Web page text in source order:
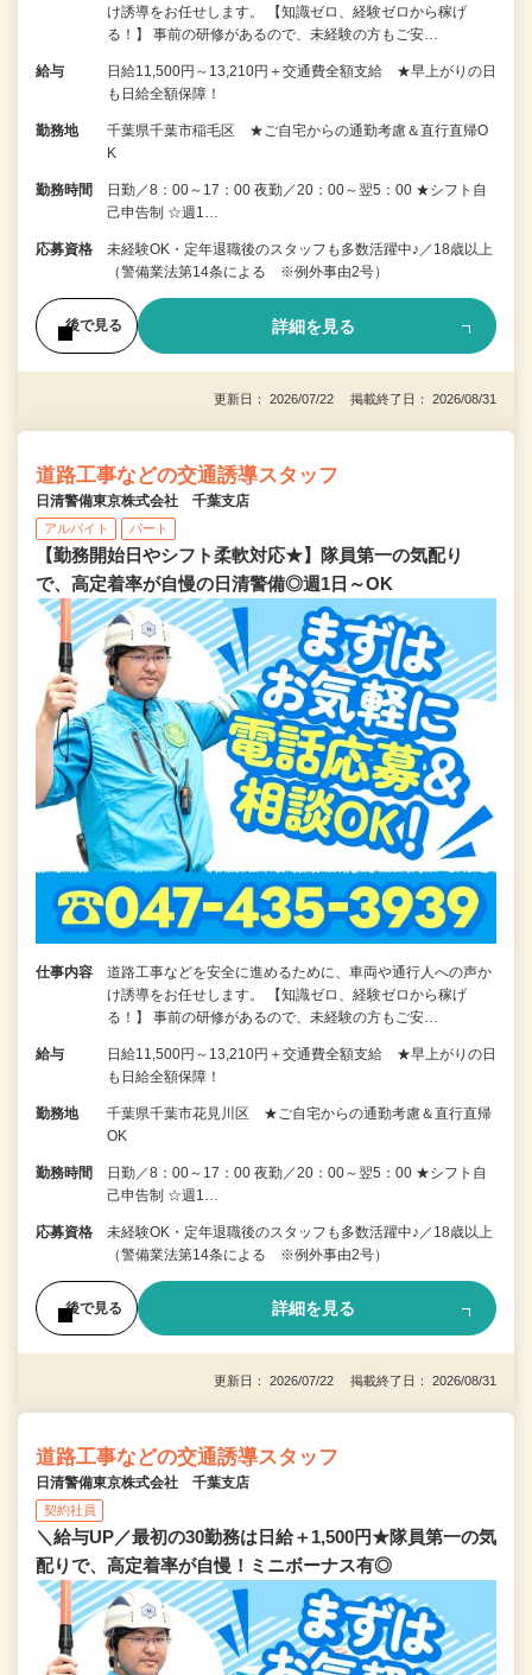
け誘導をお任せします。 【知識ゼロ、経験ゼロから稼げ
る！】 事前の研修があるので、未経験の方もご安…
給与
日給11,500円～13,210円＋交通費全額支給 ★早上がりの日
も日給全額保障！
勤務地
千葉県千葉市稲毛区 ★ご自宅からの通勤考慮＆直行直帰O
K
勤務時間
日勤／8：00～17：00 夜勤／20：00～翌5：00 ★シフト自
己申告制 ☆週1…
応募資格
未経験OK・定年退職後のスタッフも多数活躍中♪／18歳以上
（警備業法第14条による ※例外事由2号）
後で見る 詳細を見る
更新日： 2026/07/22 掲載終了日： 2026/08/31
道路工事などの交通誘導スタッフ
日清警備東京株式会社 千葉支店
アルバイト パート
【勤務開始日やシフト柔軟対応★】隊員第一の気配り
で、高定着率が自慢の日清警備◎週1日～OK
仕事内容
道路工事などを安全に進めるために、車両や通行人への声か
け誘導をお任せします。 【知識ゼロ、経験ゼロから稼げ
る！】 事前の研修があるので、未経験の方もご安…
給与
日給11,500円～13,210円＋交通費全額支給 ★早上がりの日
も日給全額保障！
勤務地
千葉県千葉市花見川区 ★ご自宅からの通勤考慮＆直行直帰
OK
勤務時間
日勤／8：00～17：00 夜勤／20：00～翌5：00 ★シフト自
己申告制 ☆週1…
応募資格
未経験OK・定年退職後のスタッフも多数活躍中♪／18歳以上
（警備業法第14条による ※例外事由2号）
後で見る 詳細を見る
更新日： 2026/07/22 掲載終了日： 2026/08/31
道路工事などの交通誘導スタッフ
日清警備東京株式会社 千葉支店
契約社員
＼給与UP／最初の30勤務は日給＋1,500円★隊員第一の気
配りで、高定着率が自慢！ミニボーナス有◎